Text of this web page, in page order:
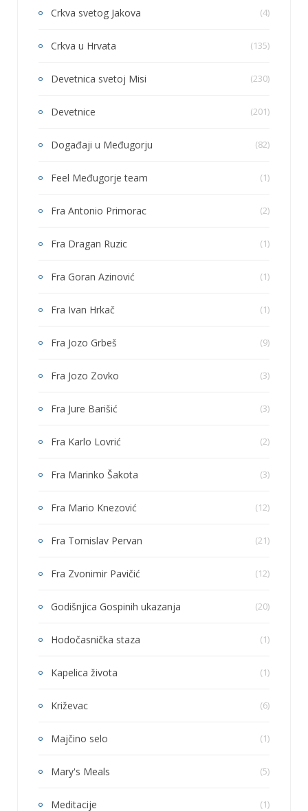
Crkva svetog Jakova (4)
Crkva u Hrvata (135)
Devetnica svetoj Misi (230)
Devetnice (201)
Događaji u Međugorju (82)
Feel Međugorje team (1)
Fra Antonio Primorac (2)
Fra Dragan Ruzic (1)
Fra Goran Azinović (1)
Fra Ivan Hrkač (1)
Fra Jozo Grbeš (9)
Fra Jozo Zovko (3)
Fra Jure Barišić (3)
Fra Karlo Lovrić (2)
Fra Marinko Šakota (3)
Fra Mario Knezović (12)
Fra Tomislav Pervan (21)
Fra Zvonimir Pavičić (12)
Godišnjica Gospinih ukazanja (20)
Hodočasnička staza (1)
Kapelica života (1)
Križevac (6)
Majčino selo (1)
Mary's Meals (5)
Meditacije (1)